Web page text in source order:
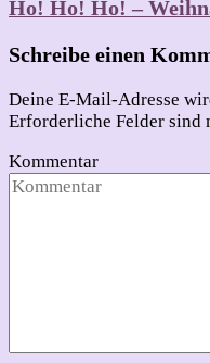
Ho! Ho! Ho! –
Schreibe einen
Deine E-Mail-Adresse
Erforderliche Felder sind
Kommentar